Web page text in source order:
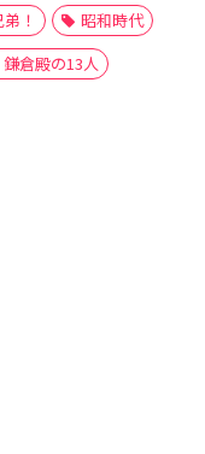
！
昭和時代
鎌倉殿の13人